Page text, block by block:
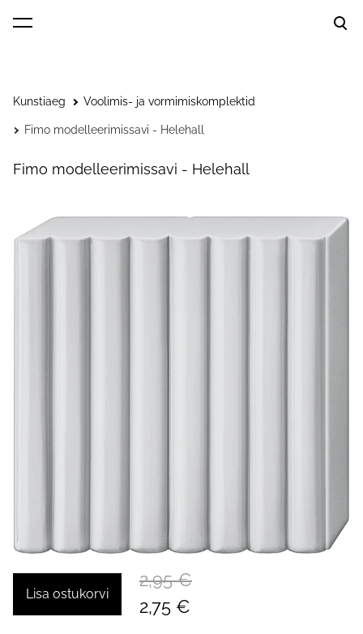
lisati ostukorvi.
Kunstiaeg Voolimis- ja vormimiskomplektid
Fimo modelleerimissavi - Helehall
Fimo modelleerimissavi - Helehall
Lisa ostukorvi
2,95 €
2,75 €